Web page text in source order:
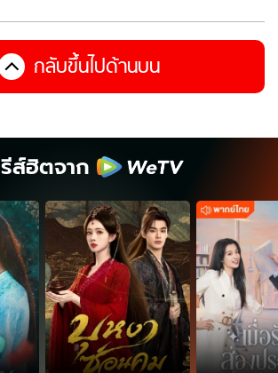
กลับขึ้นไปด้านบน
ส์ฮิตจาก